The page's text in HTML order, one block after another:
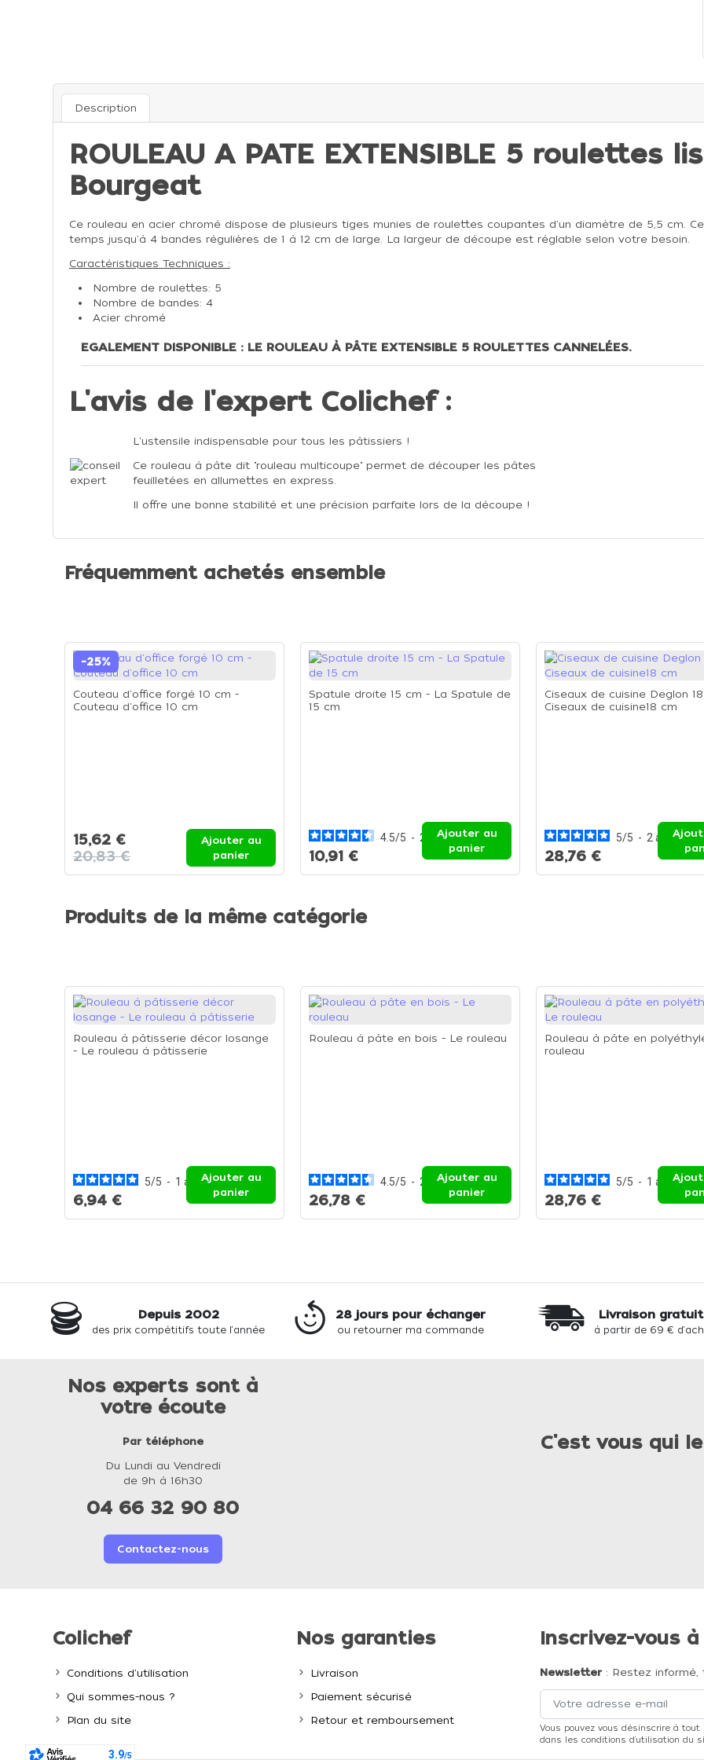
Description
ROULEAU A PATE EXTENSIBLE 5 roulettes
Bourgeat
Ce rouleau en acier chromé dispose de plusieurs tiges munies de roulettes coupantes d'un diamètre de 5,5 cm.
temps jusqu'à 4 bandes régulières de 1 à 12 cm de large. La largeur de découpe est réglable selon votre besoin.
Caractéristiques Techniques :
Nombre de roulettes: 5
Nombre de bandes: 4
Acier chromé
EGALEMENT DISPONIBLE : LE ROULEAU À PÂTE EXTENSIBLE 5 ROULETTES CANNELÉES.
L'avis de l'expert Colichef :
L'ustensile indispensable pour tous les pâtissiers !
Ce rouleau à pâte dit "rouleau multicoupe" permet de découper les pâtes
feuilletées en allumettes en express.
Il offre une bonne stabilité et une précision parfaite lors de la découpe !
Fréquemment achetés ensemble
-25%
Couteau d'office forgé 10 cm -
Couteau d'office 10 cm
15,62 €
20,83 €
Ajouter au
panier
Spatule droite 15 cm - La Spatule de
15 cm
4.5/5 - 2 avis
10,91 €
Ajouter au
panier
Ciseaux de cuisine Deglon
Ciseaux de cuisine18 cm
5/5 - 2 avis
28,76 €
Produits de la même catégorie
Rouleau à pâtisserie décor losange
- Le rouleau à pâtisserie
5/5 - 1 avis
6,94 €
Ajouter au
panier
Rouleau à pâte en bois - Le rouleau
4.5/5 - 2 avis
26,78 €
Ajouter au
panier
Rouleau à pâte en
rouleau
5/5 - 1 avis
28,76 €
Depuis 2002
des prix compétitifs toute l'année
28 jours pour échanger
ou retourner ma commande
Livraison
à partir de 69 €
Nos experts sont à
votre écoute
Par téléphone
Du Lundi au Vendredi
de 9h à 16h30
04 66 32 90 80
Contactez-nous
C'est vous qui
Colichef
Conditions d'utilisation
Qui sommes-nous ?
Plan du site
Nos garanties
Livraison
Paiement sécurisé
Retour et remboursement
Inscrivez-vous
Newsletter: Restez informé,
Vous pouvez vous désinscrire à
dans les conditions d'utilisation du